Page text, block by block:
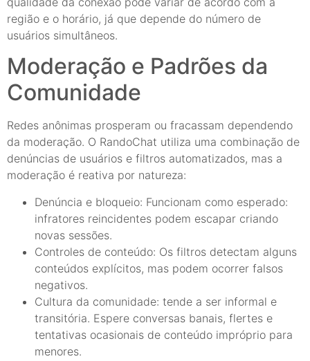
região e o horário, já que depende do número de
usuários simultâneos.
Moderação e Padrões da
Comunidade
Redes anônimas prosperam ou fracassam dependendo
da moderação. O RandoChat utiliza uma combinação de
denúncias de usuários e filtros automatizados, mas a
moderação é reativa por natureza:
Denúncia e bloqueio: Funcionam como esperado:
infratores reincidentes podem escapar criando
novas sessões.
Controles de conteúdo: Os filtros detectam alguns
conteúdos explícitos, mas podem ocorrer falsos
negativos.
Cultura da comunidade: tende a ser informal e
transitória. Espere conversas banais, flertes e
tentativas ocasionais de conteúdo impróprio para
menores.